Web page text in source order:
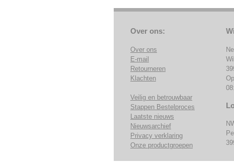
Over ons:
Over ons
E-mail
Retourneren
Klachten
Veilig en betrouwbaar
Stappen Bestelproces
Laatste nieuws
Nieuwsarchief
Privacy verklaring
Onze productgroepen